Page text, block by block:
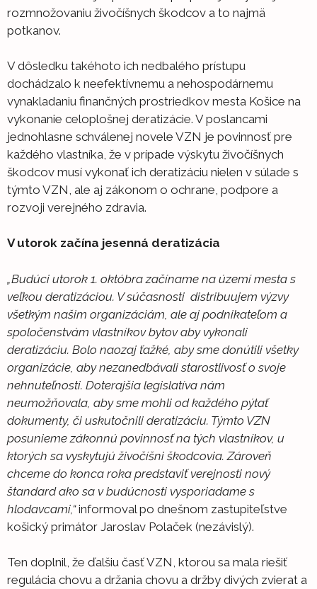
rozmnožovaniu živočíšnych škodcov a to najmä
potkanov.
V dôsledku takéhoto ich nedbalého prístupu
dochádzalo k neefektívnemu a nehospodárnemu
vynakladaniu finančných prostriedkov mesta Košice na
vykonanie celoplošnej deratizácie. V poslancami
jednohlasne schválenej novele VZN je povinnosť pre
každého vlastníka, že v prípade výskytu živočíšnych
škodcov musí vykonať ich deratizáciu nielen v súlade s
týmto VZN, ale aj zákonom o ochrane, podpore a
rozvoji verejného zdravia.
V utorok začína jesenná deratizácia
„Budúci utorok 1. októbra začíname na území mesta s
veľkou deratizáciou. V súčasnosti distribuujem výzvy
všetkým našim organizáciám, ale aj podnikateľom a
spoločenstvám vlastníkov bytov aby vykonali
deratizáciu. Bolo naozaj ťažké, aby sme donútili všetky
organizácie, aby nezanedbávali starostlivosť o svoje
nehnuteľnosti. Doterajšia legislatíva nám
neumožňovala, aby sme mohli od každého pýtať
dokumenty, či uskutočnili deratizáciu. Týmto VZN
posunieme zákonnú povinnosť na tých vlastníkov, u
ktorých sa vyskytujú živočíšni škodcovia. Zároveň
chceme do konca roka predstaviť verejnosti nový
štandard ako sa v budúcnosti vysporiadame s
hlodavcami,“informoval po dnešnom zastupiteľstve
košický primátor Jaroslav Polaček (nezávislý).
Ten doplnil, že ďalšiu časť VZN, ktorou sa mala riešiť
regulácia chovu a držania chovu a držby divých zvierat a